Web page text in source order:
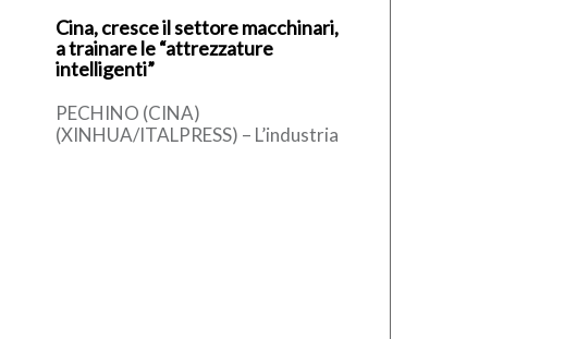
Cina, cresce il settore macchinari,
a trainare le “attrezzature
intelligenti”
PECHINO (CINA)
(XINHUA/ITALPRESS) – L’industria